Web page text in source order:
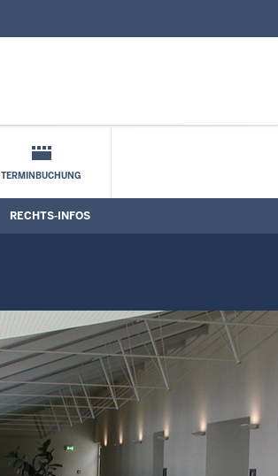
TERMINBUCHUNG
RECHTS-INFOS